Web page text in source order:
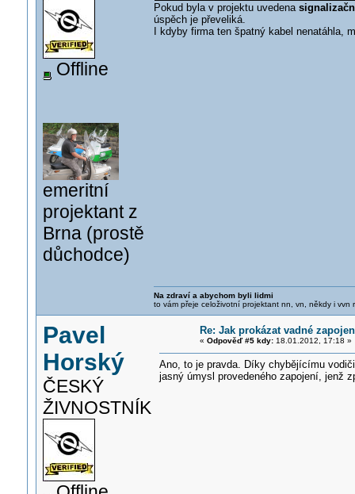
Offline
emeritní
projektant z
Brna (prostě
důchodce)
Pokud byla v projektu uvedena
úspěch je převeliká.
I kdyby firma ten špatný kabel nenatáhla,
Na zdraví a abychom byli lidmi
to vám přeje celoživotní projektant nn, vn, někdy i vvn
Pavel
Horský
ČESKÝ
ŽIVNOSTNÍK
Re: Jak prokázat vadné
« Odpověď #5 kdy:18.01.2012, 17:18 »
Ano, to je pravda. Díky chybějícímu
jasný úmysl provedeného zapojení, jenž